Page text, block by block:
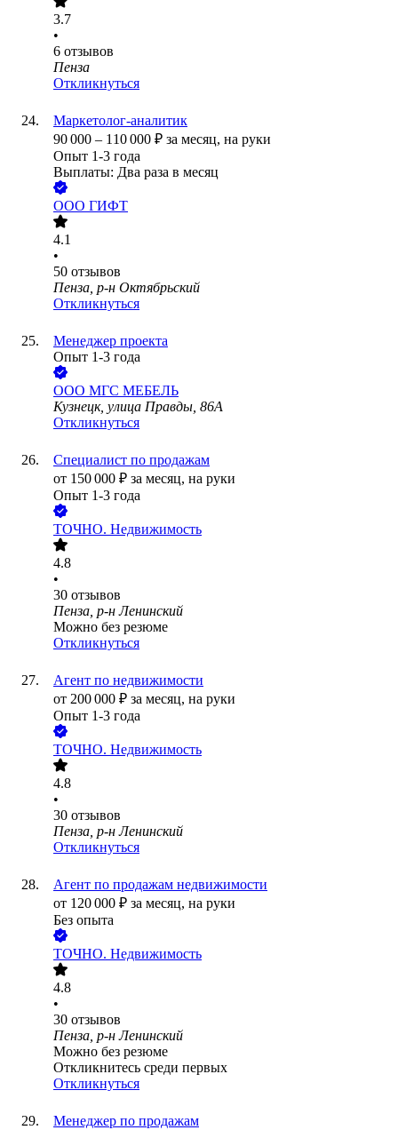
3.7
•
6 отзывов
Пенза
Откликнуться
Маркетолог-аналитик
90 000 – 110 000 ₽ за месяц, на руки
Опыт 1-3 года
Выплаты: Два раза в месяц
ООО ГИФТ
4.1
•
50 отзывов
Пенза, р-н Октябрьский
Откликнуться
Менеджер проекта
Опыт 1-3 года
ООО МГС МЕБЕЛЬ
Кузнецк, улица Правды, 86А
Откликнуться
Специалист по продажам
от 150 000 ₽ за месяц, на руки
Опыт 1-3 года
ТОЧНО. Недвижимость
4.8
•
30 отзывов
Пенза, р-н Ленинский
Можно без резюме
Откликнуться
Агент по недвижимости
от 200 000 ₽ за месяц, на руки
Опыт 1-3 года
ТОЧНО. Недвижимость
4.8
•
30 отзывов
Пенза, р-н Ленинский
Откликнуться
Агент по продажам недвижимости
от 120 000 ₽ за месяц, на руки
Без опыта
ТОЧНО. Недвижимость
4.8
•
30 отзывов
Пенза, р-н Ленинский
Можно без резюме
Откликнитесь среди первых
Откликнуться
Менеджер по продажам